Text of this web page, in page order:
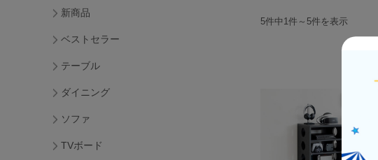
5件中1件～5件を表示
新商品
ベストセラー
テーブル
ダイニング
ソファ
TVボード